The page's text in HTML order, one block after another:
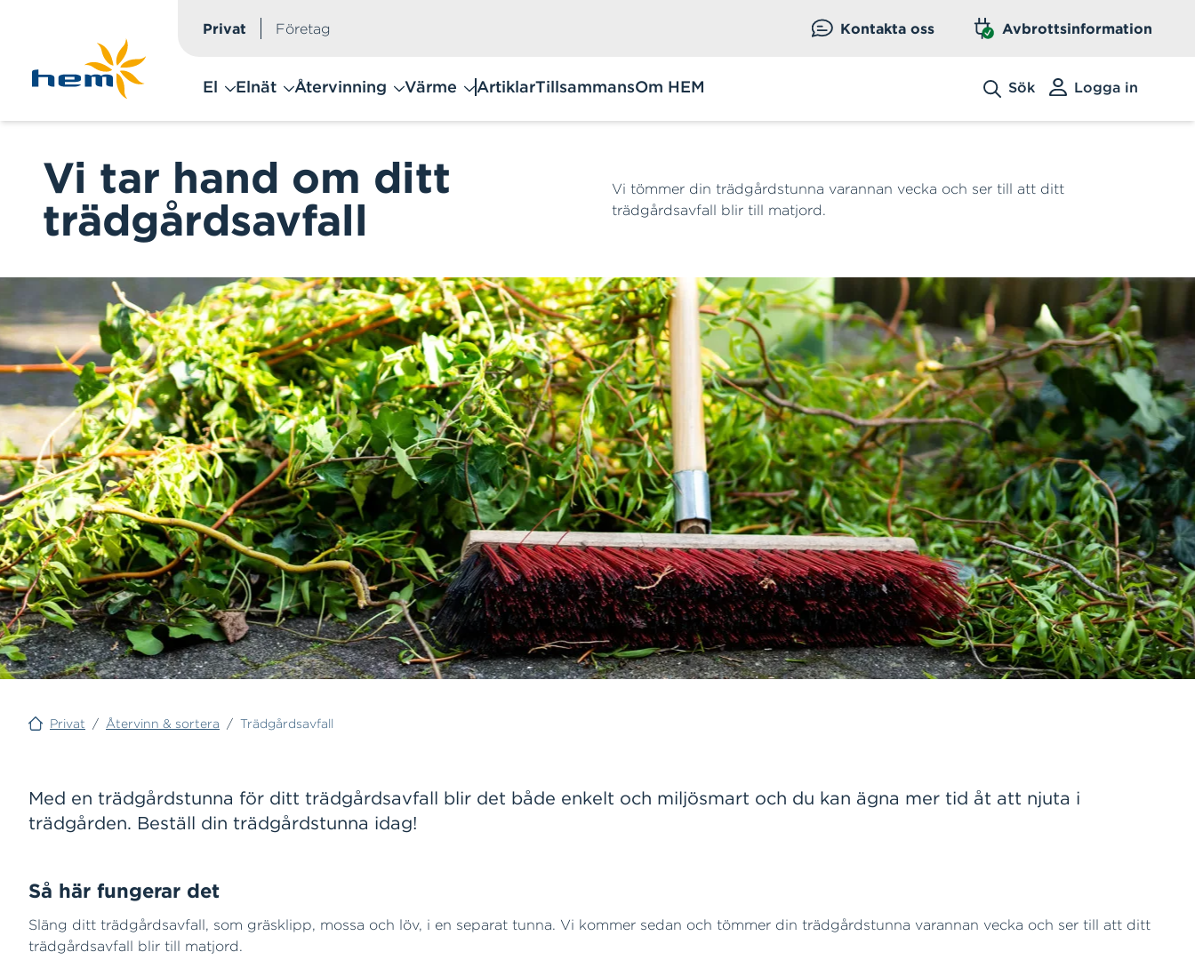
Privat Företag Kontakta oss Avbrottsinformation
El Elnät Återvinning Värme ArtiklarTillsammansOm HEM Sök Logga in
Vi tar hand om ditt
trädgårdsavfall
Vi tömmer din trädgårdstunna varannan vecka och ser till att ditt
trädgårdsavfall blir till matjord.
Privat / Återvinn & sortera / Trädgårdsavfall
Med en trädgårdstunna för ditt trädgårdsavfall blir det både enkelt och miljösmart och du kan ägna mer tid åt att njuta i
trädgården. Beställ din trädgårdstunna idag!
Så här fungerar det
Släng ditt trädgårdsavfall, som gräsklipp, mossa och löv, i en separat tunna. Vi kommer sedan och tömmer din trädgårdstunna varannan vecka och ser till att ditt
trädgårdsavfall blir till matjord.